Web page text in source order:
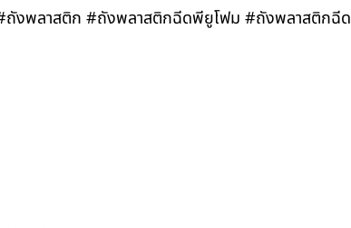
งพลาสติก #ถังพลาสติกฉีดพียูโฟม #ถังพลาสติกฉี